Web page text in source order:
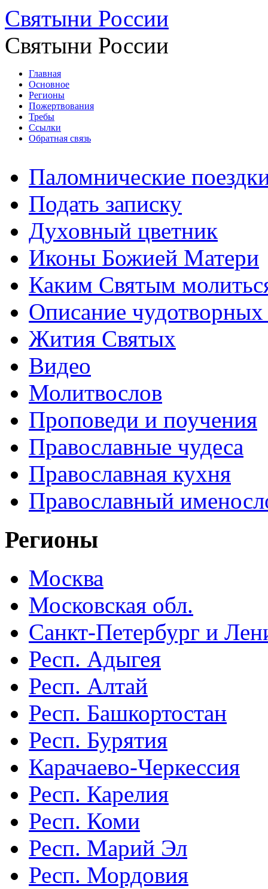
Святыни России
Святыни России
Главная
Основное
Регионы
Пожертвования
Требы
Ссылки
Обратная связь
Паломнические
Подать записку
Духовный цветник
Иконы Божией Матери
Каким Святым
Описание
Жития Святых
Видео
Молитвослов
Проповеди и поучения
Православные чудеса
Православная кухня
Православный
Регионы
Москва
Московская обл.
Санкт-Петербург и
Респ. Адыгея
Респ. Алтай
Респ. Башкортостан
Респ. Бурятия
Карачаево-Черкессия
Респ. Карелия
Респ. Коми
Респ. Марий Эл
Респ. Мордовия